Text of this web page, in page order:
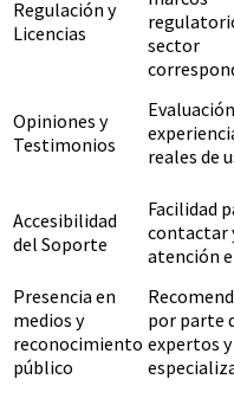
Regulación y
Licencias
sector
Opiniones y
Testimonios
reales de
Accesibilidad
del Soporte
Facilidad
contactar
atención
Presencia en
medios y
reconocimiento
público
por parte
expertos